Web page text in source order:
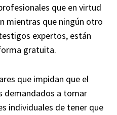
que en virtud
mientras que ningún otro
expertos, están
gratuita.
que impidan que el
demandados a tomar
individuales de tener que